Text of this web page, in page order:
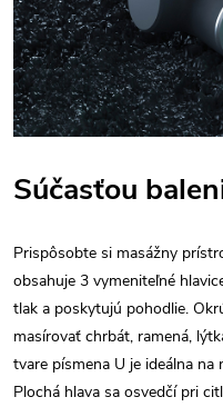
Súčasťou
Prispôsobte si masážny
obsahuje 3 vymeniteľné
tlak a poskytujú pohodlie.
masírovať chrbát, ramená,
tvare písmena U je ideálna
Plochá hlava sa osvedčí pri